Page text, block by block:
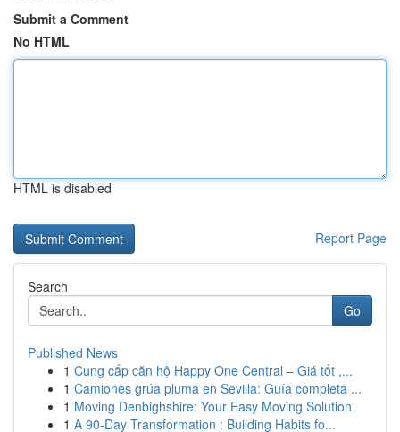
Submit a Comment
No HTML
HTML is disabled
Report Page
Search
Go
Published News
1 Cung cấp căn hộ Happy One Central – Giá tốt ,...
1 Camiones grúa pluma en Sevilla: Guía completa ...
1 Moving Denbighshire: Your Easy Moving Solution
1 A 90-Day Transformation : Building Habits fo...